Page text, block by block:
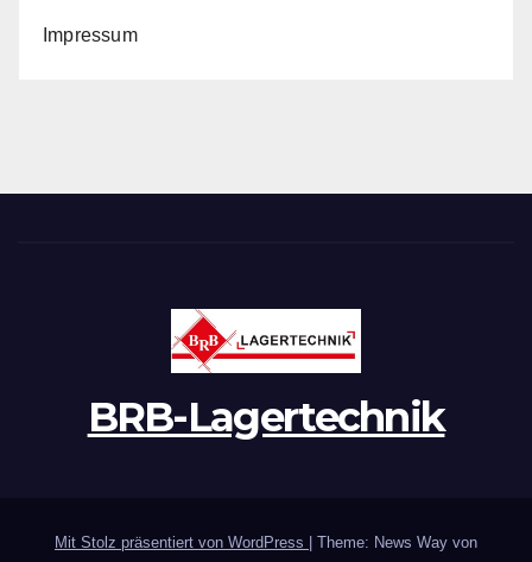
Impressum
BRB-Lagertechnik
Mit Stolz präsentiert von WordPress | Theme: News Way von